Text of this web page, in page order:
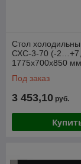
Стол
СХС-3-70 (-2…+7,
1775x700x850
Под заказ
3 453,10 руб.